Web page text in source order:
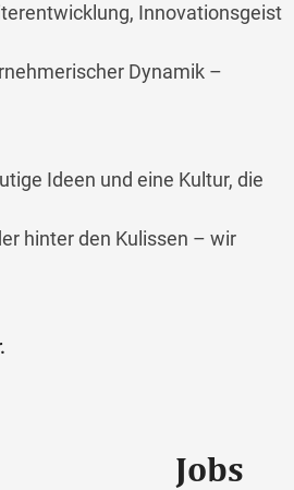
Innovationsgeist
Dynamik –
Ideen und eine Kultur, die
hinter den Kulissen – wir
Jobs